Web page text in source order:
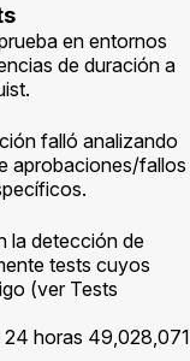
en entornos
de duración a
falló analizando
aprobaciones/fallos
la detección de
tests cuyos
(ver Tests
24 horas 49,028,071